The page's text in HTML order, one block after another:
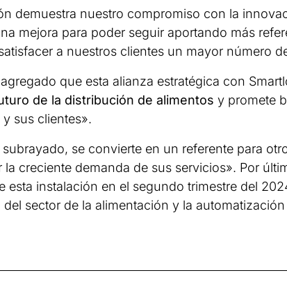
demuestra nuestro compromiso con la
mejora para poder seguir aportando más
a nuestros clientes un mayor número
que esta alianza estratégica con
de la distribución de alimentos y promete
y sus clientes».
subrayado, se convierte en un referente para
la creciente demanda de sus servicios». Por
esta instalación en el segundo trimestre del
sector de la alimentación y la